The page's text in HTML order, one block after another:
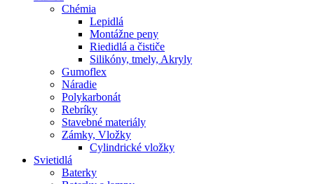
Chémia
Lepidlá
Montážne peny
Riedidlá a čističe
Silikóny, tmely, Akryly
Gumoflex
Náradie
Polykarbonát
Rebríky
Stavebné materiály
Zámky, Vložky
Cylindrické vložky
Svietidlá
Baterky